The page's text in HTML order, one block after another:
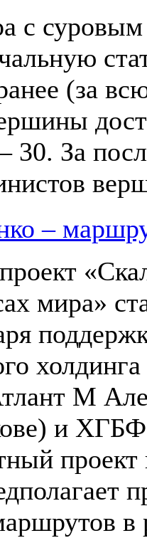
с
(за
30. За
–
мира»
М
и